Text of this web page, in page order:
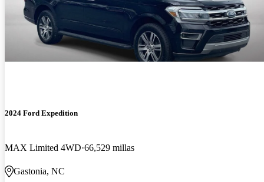
2024 Ford Expedition
MAX Limited 4WD 66,529 millas
Gastonia, NC